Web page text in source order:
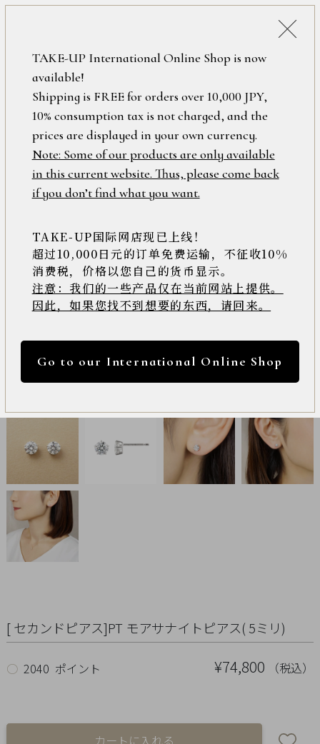
ONLINE SHOP
[ セカンドピアス]PT モアサナイトピアス( 5ミリ)
¥74,800 （税込）
○ 2040 ポイント
フリーワード
在庫なし含む
アイテム
ロ
グ
イ
ン
/
新
規
会
登
録
>>
Online
Shop
Item
ALL
Necklace
Pierced
Earrings
Ring
Bracelet
TAKE-UP International Online Shop is now
available!
Shipping is FREE for orders over 10,000 JPY,
10% consumption tax is not charged, and the
prices are displayed in your own currency.
Note: Some of our products are only available
in this current website. Thus, please come back
if you don’t find what you want.
TAKE-UP国际网店现已上线！
超过10,000日元的订单免费运输，不征收10%
消费税，价格以您自己的货币显示。
注意：我们的一些产品仅在当前网站上提供。
因此，如果您找不到想要的东西，请回来。
Go to our International Online Shop